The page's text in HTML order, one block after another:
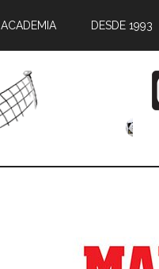
ACADEMIA DESDE 1993